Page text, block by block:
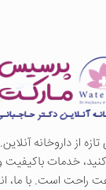
از داروخانه
خدمات باکیفیت
راحت است. با ما،